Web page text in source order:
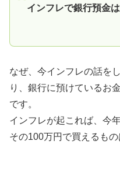
インフレで銀行預金
なぜ、今インフレの話を
り、銀行に預けているお
です。
インフレが起これば、今
その100万円で買えるも